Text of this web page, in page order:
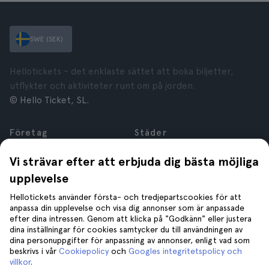
Vi strävar efter att erbjuda dig bästa möjliga
upplevelse
Hellotickets använder första- och tredjepartscookies för att
anpassa din upplevelse och visa dig annonser som är anpassade
efter dina intressen. Genom att klicka på "Godkänn" eller justera
dina inställningar för cookies samtycker du till användningen av
dina personuppgifter för anpassning av annonser, enligt vad som
beskrivs i vår Cookiepolicy och Googles integritetspolicy och
villkor.
SWE (SEK)
Hellotickets – det enklaste sättet att boka biljetter,
utflykter och aktiviteter runt om på jorden.
© Hello Ticket, SL.
Företag
Karriär
Anslutna företag
Recensioner
Sekretess
Regler och villkor
Juridisk Rådgivning
Cookies
Städer
Rom
London
Granada
Kraków
Tenerife